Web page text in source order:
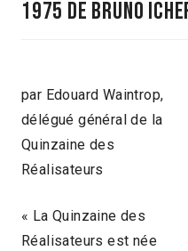
1975 de Bruno
par Edouard Waintrop,
délégué général de la
Quinzaine des
Réalisateurs
« La Quinzaine des
Réalisateurs est née